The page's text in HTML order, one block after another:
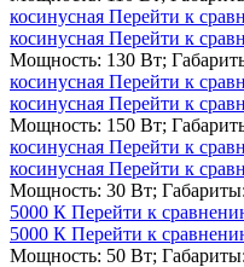
косинусная Перейти к
косинусная Перейти к
Мощность: 130 Вт;
косинусная Перейти к
косинусная Перейти к
Мощность: 150 Вт;
косинусная Перейти к
косинусная Перейти к
Мощность: 30 Вт; Габариты:
5000 К Перейти к
5000 К Перейти к
Мощность: 50 Вт; Габариты: